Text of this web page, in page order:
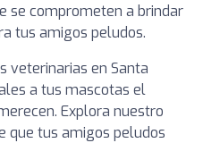
se comprometen a brindar
tus amigos peludos.
veterinarias en Santa
a tus mascotas el
Explora nuestro
que tus amigos peludos